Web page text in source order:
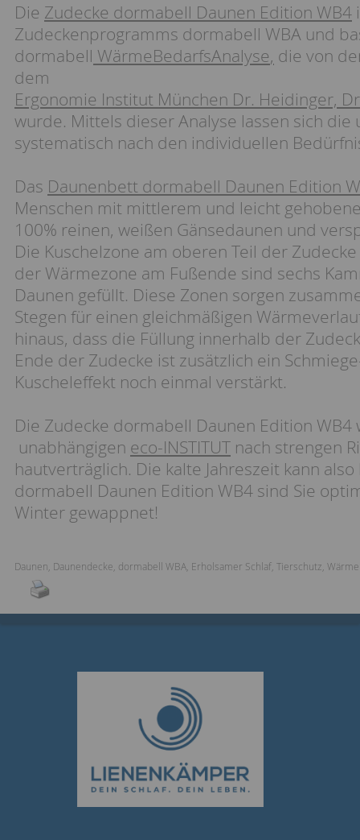
Die Zudecke dormabell Daunen Edition WB4
Zudeckenprogramms dormabell WBA und
dormabell WärmeBedarfsAnalyse, die von
dem
Ergonomie Institut München Dr. Heidinger,
wurde. Mittels dieser Analyse lassen sich
systematisch nach den individuellen
Das Daunenbett dormabell Daunen Edition
Menschen mit mittlerem und leicht
100% reinen, weißen Gänsedaunen und
Die Kuschelzone am oberen Teil der
der Wärmezone am Fußende sind sechs
Daunen gefüllt. Diese Zonen sorgen
Stegen für einen gleichmäßigen
hinaus, dass die Füllung innerhalb der
Ende der Zudecke ist zusätzlich ein
Kuscheleffekt noch einmal verstärkt.
Die Zudecke dormabell Daunen Edition
unabhängigen eco-INSTITUT nach strengen
hautverträglich. Die kalte Jahreszeit kann
dormabell Daunen Edition WB4 sind Sie
Winter gewappnet!
Daunen Daunendecke dormabell WBA Erholsamer Schlaf Tierschutz